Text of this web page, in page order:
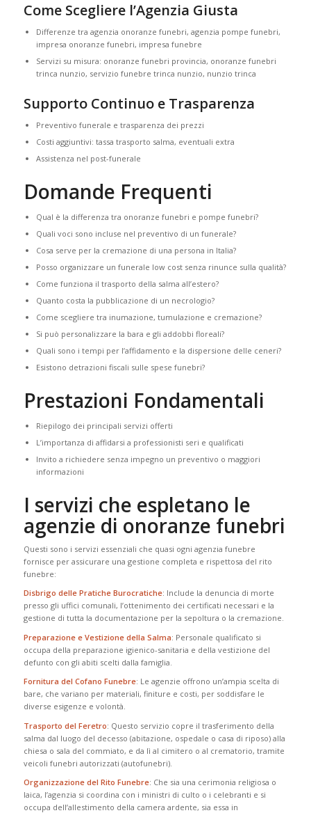
Come Scegliere l’Agenzia Giusta
Differenze tra agenzia onoranze funebri, agenzia pompe funebri,
impresa onoranze funebri, impresa funebre
Servizi su misura: onoranze funebri provincia, onoranze funebri
trinca nunzio, servizio funebre trinca nunzio, nunzio trinca
Supporto Continuo e Trasparenza
Preventivo funerale e trasparenza dei prezzi
Costi aggiuntivi: tassa trasporto salma, eventuali extra
Assistenza nel post-funerale
Domande Frequenti
Qual è la differenza tra onoranze funebri e pompe funebri?
Quali voci sono incluse nel preventivo di un funerale?
Cosa serve per la cremazione di una persona in Italia?
Posso organizzare un funerale low cost senza rinunce sulla qualità?
Come funziona il trasporto della salma all’estero?
Quanto costa la pubblicazione di un necrologio?
Come scegliere tra inumazione, tumulazione e cremazione?
Si può personalizzare la bara e gli addobbi floreali?
Quali sono i tempi per l’affidamento e la dispersione delle ceneri?
Esistono detrazioni fiscali sulle spese funebri?
Prestazioni Fondamentali
Riepilogo dei principali servizi offerti
L’importanza di affidarsi a professionisti seri e qualificati
Invito a richiedere senza impegno un preventivo o maggiori
informazioni
I servizi che espletano le
agenzie di onoranze funebri
Questi sono i servizi essenziali che quasi ogni agenzia funebre
fornisce per assicurare una gestione completa e rispettosa del rito
funebre:
Disbrigo delle Pratiche Burocratiche: Include la denuncia di morte
presso gli uffici comunali, l’ottenimento dei certificati necessari e la
gestione di tutta la documentazione per la sepoltura o la cremazione.
Preparazione e Vestizione della Salma: Personale qualificato si
occupa della preparazione igienico-sanitaria e della vestizione del
defunto con gli abiti scelti dalla famiglia.
Fornitura del Cofano Funebre: Le agenzie offrono un’ampia scelta di
bare, che variano per materiali, finiture e costi, per soddisfare le
diverse esigenze e volontà.
Trasporto del Feretro: Questo servizio copre il trasferimento della
salma dal luogo del decesso (abitazione, ospedale o casa di riposo) alla
chiesa o sala del commiato, e da lì al cimitero o al crematorio, tramite
veicoli funebri autorizzati (autofunebri).
Organizzazione del Rito Funebre: Che sia una cerimonia religiosa o
laica, l’agenzia si coordina con i ministri di culto o i celebranti e si
occupa dell’allestimento della camera ardente, sia essa in